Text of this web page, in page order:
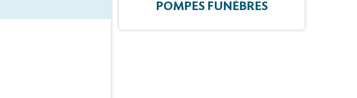
POMPES FUNÈBRES